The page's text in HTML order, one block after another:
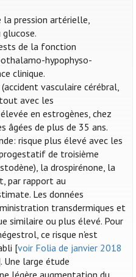
la pression artérielle,
de la fonction
hypophyso-
clinique.
vasculaire cérébral,
avec les
en estrogènes, chez
âgées de plus de 35 ans.
risque plus élevé avec les
de troisième
la drospirénone, la
par rapport au
Les données
transdermiques et
similaire ou plus élevé. Pour
ce risque n'est
[voir Folia de janvier 2018
Une large étude